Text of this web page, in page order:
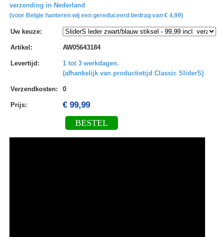
verzending in Nederland
(voor Belgie hanteren wij een gereduceerd bedrag van € 4,99)
Uw keuze:
Artikel : AW05643184
Levertijd :
1 tot 3 werkdagen.
(afhankelijk van productietijd Classic SliderS)
Verzendkosten: 0
Prijs: € 99,99
BESTEL